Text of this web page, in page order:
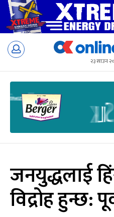
Skip
२३ साउन
जनयुद्धलाई
विद्रोह हुन्छ: